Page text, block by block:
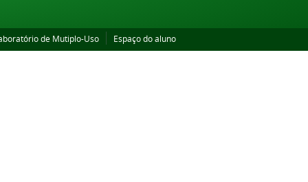
de Mutiplo-Uso Espaço do aluno